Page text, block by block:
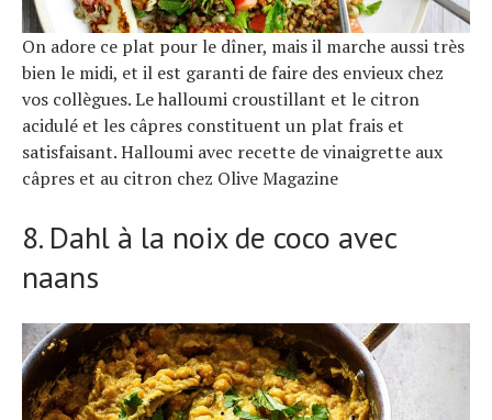
On adore ce plat pour le dîner, mais il marche aussi très
bien le midi, et il est garanti de faire des envieux chez
vos collègues. Le halloumi croustillant et le citron
acidulé et les câpres constituent un plat frais et
satisfaisant. Halloumi avec recette de vinaigrette aux
câpres et au citron chez Olive Magazine
8. Dahl à la noix de coco avec
naans